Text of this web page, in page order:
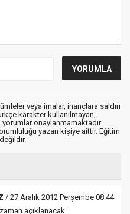
veya imalar, inançlara saldırı
karakter kullanılmayan,
yorumlar onaylanmamaktadır.
yazan kişiye aittir. Eğitim
/ 27 Aralık 2012 Perşembe 08:44
açıklanacak